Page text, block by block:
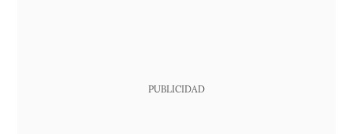
PUBLICIDAD